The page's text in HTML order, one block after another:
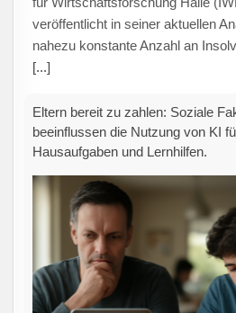
Zahlungsbereitschaft der Eltern
Untersuchung zeigt, dass die
künstlicher Intelligenz (KI) für
Neuer Leitfaden zur CO₂-
Berechnung: Praxisorientierte
Industrie durch Factory-X und
IWU.